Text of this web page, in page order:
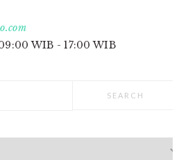
WIB - 17:00 WIB